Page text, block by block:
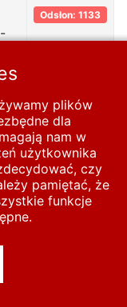
Odsłon: 1133
2019
All Rights
plików
dla
nam w
użytkownika
czy
pamiętać, że
funkcje